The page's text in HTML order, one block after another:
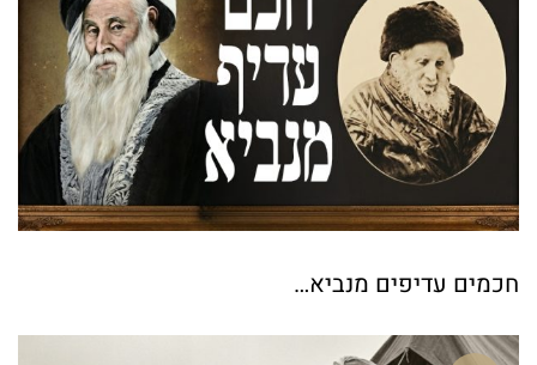
חכמים עדיפים מנביא…